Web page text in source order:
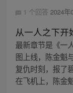
1 个回答 2024年
从一人之下开
最新章节是《一
图上线，陈金魁
复仇时刻，报了
在飞机上，陈金